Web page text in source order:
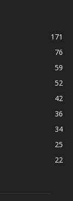
171
76
59
52
42
36
34
25
22